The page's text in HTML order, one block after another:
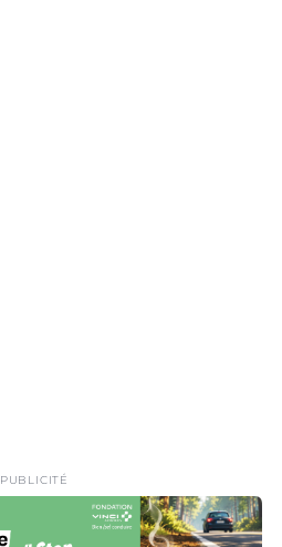
PUBLICITÉ